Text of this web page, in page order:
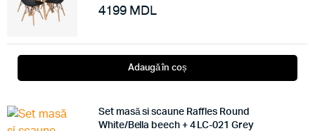
4199 MDL
Adaugă în coș
Set masă si scaune Raffles Round
White/Bella beech + 4 LC-021 Grey